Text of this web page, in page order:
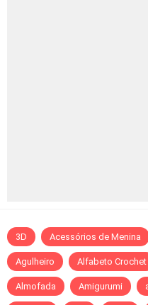
3D Acessórios de Menina
Agulheiro Alfabeto Crochet
Almofada Amigurumi